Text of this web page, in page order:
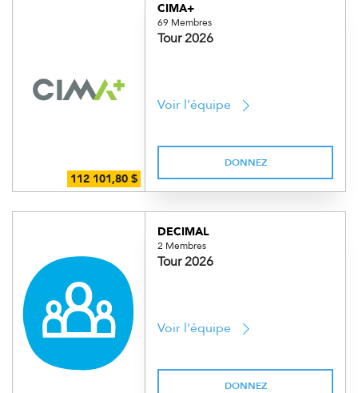
CIMA+
69 Membres
Tour 2026
Voir l'équipe
DONNEZ
DECIMAL
2 Membres
Tour 2026
Voir l'équipe
DONNEZ